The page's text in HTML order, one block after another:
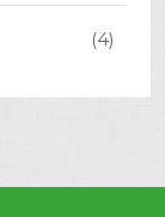
(4)